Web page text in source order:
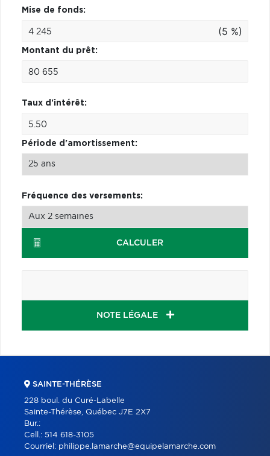
Mise de fonds:
(5 %)
Montant du prêt:
Taux d'intérêt:
Période d'amortissement:
Fréquence des versements:
CALCULER
NOTE LÉGALE
SAINTE-THÉRÈSE
228 boul. du Curé-Labelle
Sainte-Thérèse, Québec J7E 2X7
Bur.:
Cell.: 514 618-3105
Courriel: philippe.lamarche@equipelamarche.com